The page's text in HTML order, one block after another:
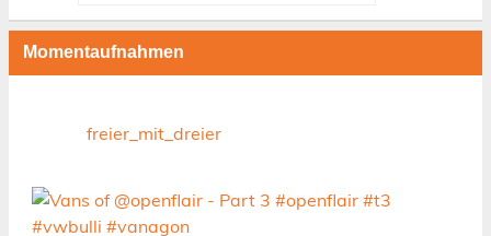
Momentaufnahmen
freier_mit_dreier